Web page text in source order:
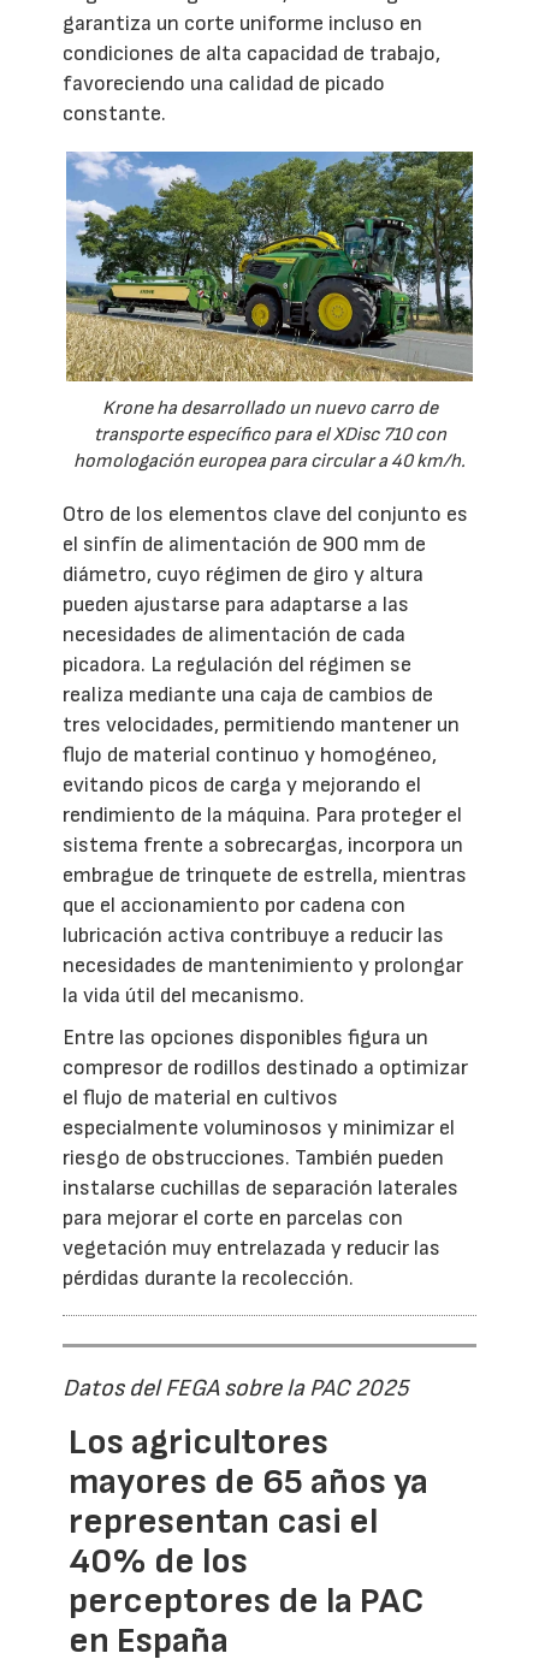
garantiza un corte uniforme incluso en
condiciones de alta capacidad de trabajo,
favoreciendo una calidad de picado
constante.
Krone ha desarrollado un nuevo carro de
transporte específico para el XDisc 710 con
homologación europea para circular a 40 km/h.
Otro de los elementos clave del conjunto es
el sinfín de alimentación de 900 mm de
diámetro, cuyo régimen de giro y altura
pueden ajustarse para adaptarse a las
necesidades de alimentación de cada
picadora. La regulación del régimen se
realiza mediante una caja de cambios de
tres velocidades, permitiendo mantener un
flujo de material continuo y homogéneo,
evitando picos de carga y mejorando el
rendimiento de la máquina. Para proteger el
sistema frente a sobrecargas, incorpora un
embrague de trinquete de estrella, mientras
que el accionamiento por cadena con
lubricación activa contribuye a reducir las
necesidades de mantenimiento y prolongar
la vida útil del mecanismo.
Entre las opciones disponibles figura un
compresor de rodillos destinado a optimizar
el flujo de material en cultivos
especialmente voluminosos y minimizar el
riesgo de obstrucciones. También pueden
instalarse cuchillas de separación laterales
para mejorar el corte en parcelas con
vegetación muy entrelazada y reducir las
pérdidas durante la recolección.
Datos del FEGA sobre la PAC 2025
Los agricultores
mayores de 65 años ya
representan casi el
40% de los
perceptores de la PAC
en España